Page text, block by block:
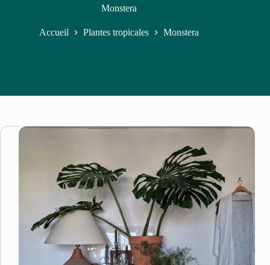
Monstera
Accueil Plantes tropicales Monstera